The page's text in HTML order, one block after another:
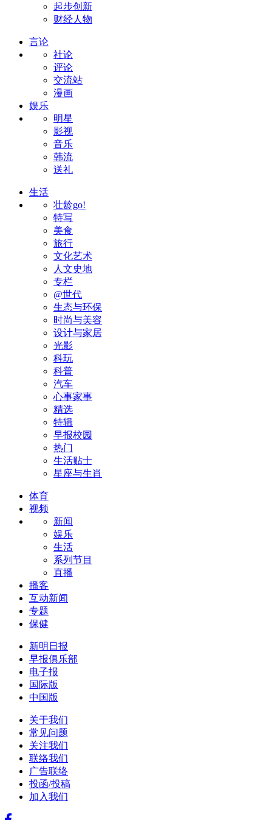
起步创新
财经人物
言论
社论
评论
交流站
漫画
娱乐
明星
影视
音乐
韩流
送礼
生活
壮龄go!
特写
美食
旅行
文化艺术
人文史地
专栏
@世代
生态与环保
时尚与美容
设计与家居
光影
科玩
科普
汽车
心事家事
精选
特辑
早报校园
热门
生活贴士
星座与生肖
体育
视频
新闻
娱乐
生活
系列节目
直播
播客
互动新闻
专题
保健
新明日报
早报俱乐部
电子报
国际版
中国版
关于我们
常见问题
关注我们
联络我们
广告联络
投函/投稿
加入我们